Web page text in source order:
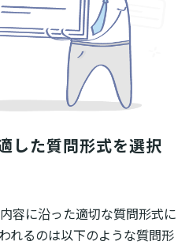
した質問形式を選択
容に沿った適切な質問形式に
れるのは以下のような質問形